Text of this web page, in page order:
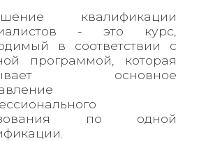
квалификации
- это курс,
в соответствии с
программой, которая
основное
по одной